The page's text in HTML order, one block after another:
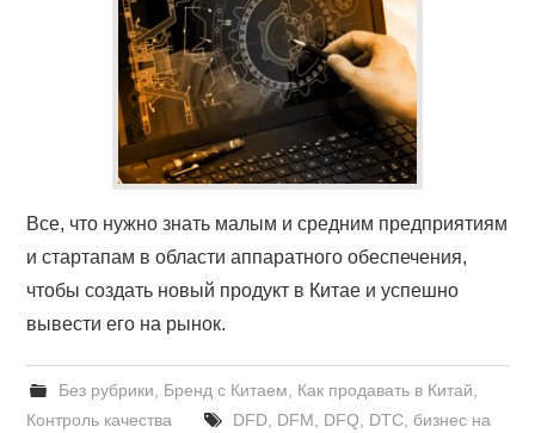
Все, что нужно знать малым и средним предприятиям
и стартапам в области аппаратного обеспечения,
чтобы создать новый продукт в Китае и успешно
вывести его на рынок.
Без рубрики Бренд с Китаем Как продавать в Китай
Контроль качества
DFD, DFM DFQ DTC, бизнес на